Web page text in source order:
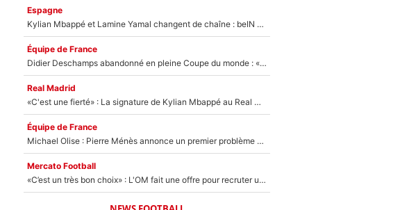
Espagne
Kylian Mbappé et Lamine Yamal changent de chaîne : beIN SPORTS ne digère pas cette décision historique et prédit un fiasco pour la Liga
Équipe de France
Didier Deschamps abandonné en pleine Coupe du monde : «La FFF était déjà passée à Zinedine Zidane»
Real Madrid
«C'est une fierté» : La signature de Kylian Mbappé au Real Madrid continue de régaler l'Espagne
Équipe de France
Michael Olise : Pierre Ménès annonce un premier problème pour Zinedine Zidane en équipe de France
Mercato Football
«C’est un très bon choix» : L'OM fait une offre pour recruter un ancien joueur du PSG... et c'est validé dans l'After Foot !